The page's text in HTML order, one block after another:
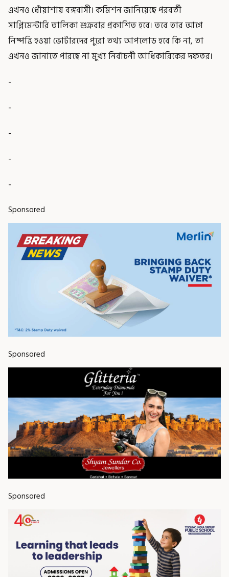
এখনও ধোঁয়াশায় বঙ্গবাসী। কমিশন জানিয়েছে পরবর্তী
সাপ্লিমেন্টারি তালিকা শুক্রবার প্রকাশিত হবে। তবে তার আগে
নিষ্পত্তি হওয়া ভোটারদের পুরো তথ্য আপলোড হবে কি না, তা
এখনও জানাতে পারছে না মুখ্য নির্বাচনী আধিকারিকের দফতর।
-
-
-
-
-
Sponsored
Sponsored
Sponsored